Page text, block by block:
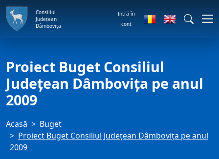
Consiliul
Județean
Dâmbovița
Intră în
cont
Proiect Buget Consiliul
Judeţean Dâmboviţa pe anul
2009
Acasă
Buget
Proiect Buget Consiliul Judeţean Dâmboviţa pe anul
2009